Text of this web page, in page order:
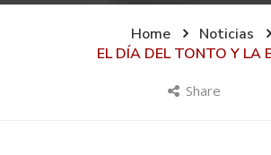
Home
Noticias
EL DÍA DEL TONTO Y LA
Share